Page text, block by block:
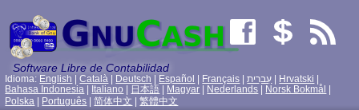
Software Libre de Contabilidad
Idioma: English |Català Deutsch Español Français |עִברִית Hrvatski
Bahasa Indonesia
Italiano 日本語 Magyar Nederlands Norsk Bokmål
Polska
Português |简体中文 |繁體中文